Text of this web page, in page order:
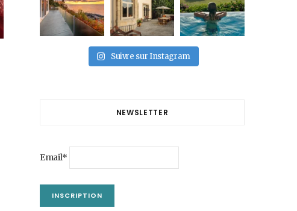
Suivre sur Instagram
NEWSLETTER
Email*